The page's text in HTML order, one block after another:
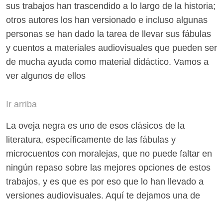
sus trabajos han trascendido a lo largo de la historia;
otros autores los han versionado e incluso algunas
personas se han dado la tarea de llevar sus fábulas
y cuentos a materiales audiovisuales que pueden ser
de mucha ayuda como material didáctico. Vamos a
ver algunos de ellos
Ir arriba
La oveja negra es uno de esos clásicos de la
literatura, específicamente de las fábulas y
microcuentos con moralejas, que no puede faltar en
ningún repaso sobre las mejores opciones de estos
trabajos, y es que es por eso que lo han llevado a
versiones audiovisuales. Aquí te dejamos una de